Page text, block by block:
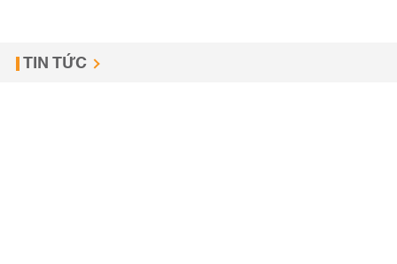
TIN TỨC